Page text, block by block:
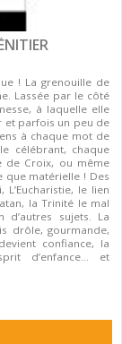
! La grenouille de
Lassée par le côté
à laquelle elle
et parfois un peu de
à chaque mot de
célébrant, chaque
de Croix, ou même
que matérielle ! Des
le lien
la Trinité le mal
sujets. La
drôle, gourmande,
confiance, la
d’enfance… et